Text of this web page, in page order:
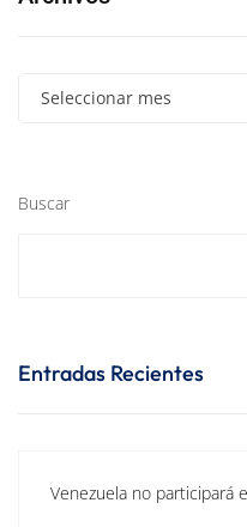
Seleccionar mes
Buscar
Entradas Recientes
Venezuela no participará